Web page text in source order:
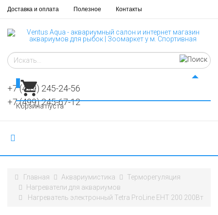
Доставка и оплата Полезное Контакты
+7 (499) 245-24-56
+7 (499) 245-67-12
Корзина пуста
Главная Аквариумистика
Терморегуляция
Нагреватели для аквариумов
Нагреватель электронный Tetra ProLine EHT 200 200Вт